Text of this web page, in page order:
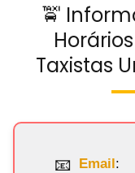
🚖
Taxistas
Email: